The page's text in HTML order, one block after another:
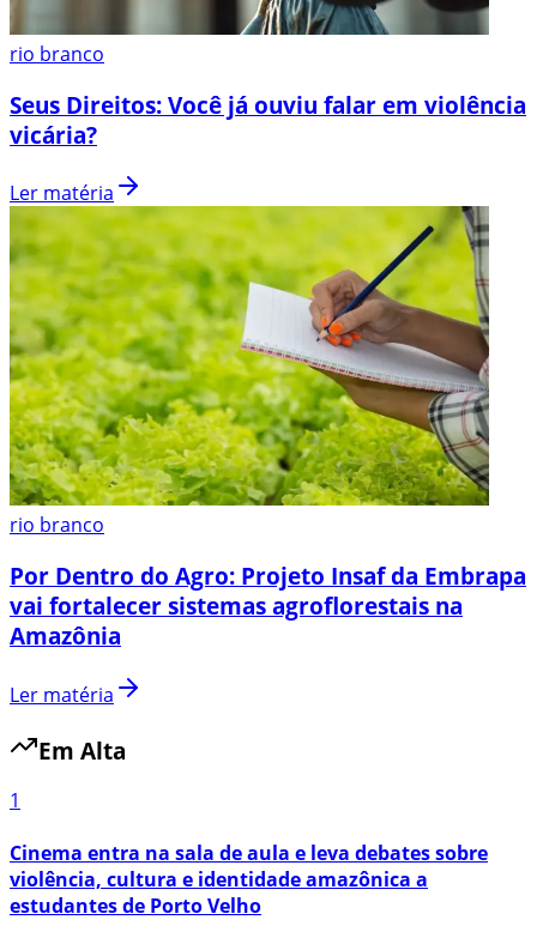
rio branco
Seus Direitos: Você já ouviu falar em violência
vicária?
Ler matéria
rio branco
Por Dentro do Agro: Projeto Insaf da Embrapa
vai fortalecer sistemas agroflorestais na
Amazônia
Ler matéria
Em Alta
1
Cinema entra na sala de aula e leva debates sobre
violência, cultura e identidade amazônica a
estudantes de Porto Velho